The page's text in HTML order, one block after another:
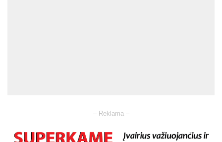
– Reklama –